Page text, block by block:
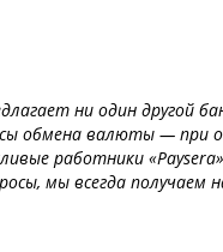
ни один другой
обмена валюты — при
работники
мы всегда